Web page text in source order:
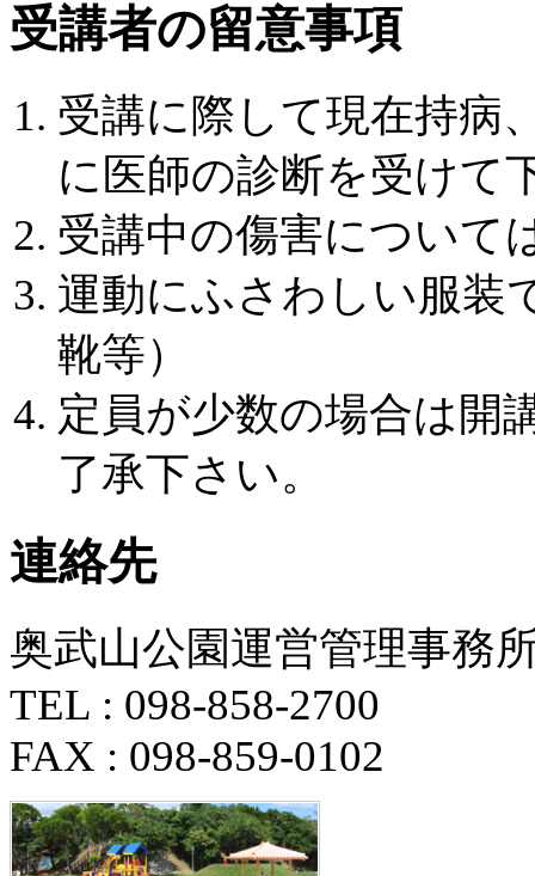
受講者の留意事項
受講に際して現在持病
に医師の診断を受けて
受講中の傷害について
運動にふさわしい服装
靴等）
定員が少数の場合は開
了承下さい。
連絡先
奥武山公園運営管理事務
TEL : 098-858-2700
FAX : 098-859-0102